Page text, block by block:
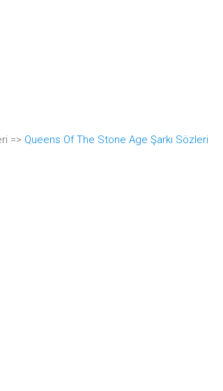
=> Queens Of The Stone Age Şarkı Sözleri